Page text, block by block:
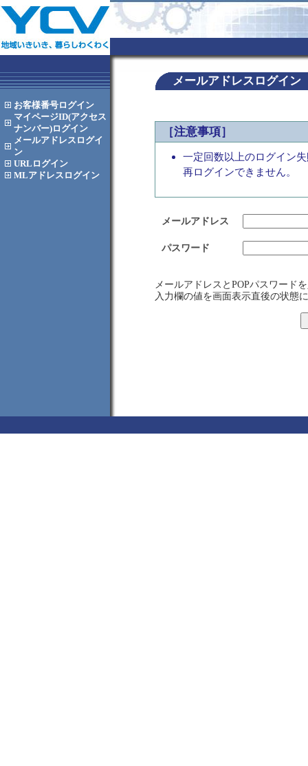
お客様番号ログイン
マイページID(アクセス
ナンバー)ログイン
メールアドレス ログイ
ン
URL ログイン
MLアドレス ログイン
メールアドレスログイン
［注意事項］
一定回数以上のログイン
再ログインできません。
メールアドレス
パスワード
メールアドレスとPOPパスワード
入力欄の値を画面表示直後の状態